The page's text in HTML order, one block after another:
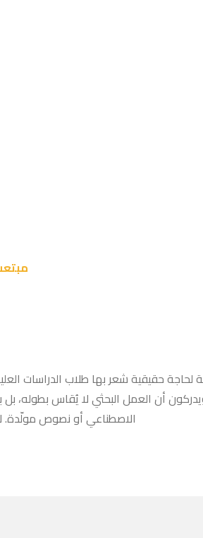
لحاجة حقيقية شعر بها طلاب الدراسات
ويدركون أن العمل البحثي لا يُقاس
الاصطناعي أو نصوص مولّدة.